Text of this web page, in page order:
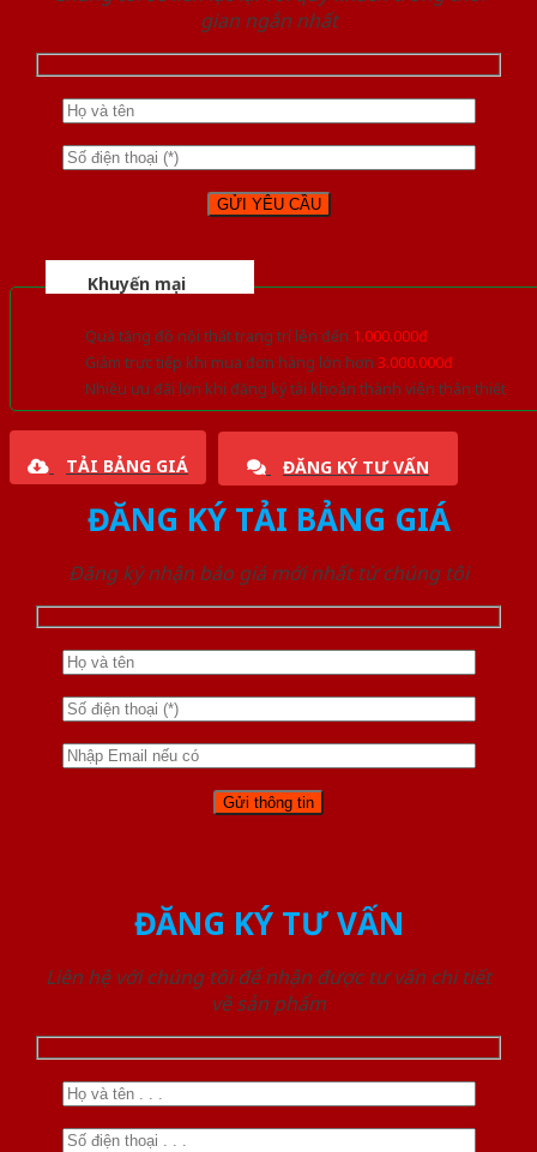
gian ngắn nhất
Khuyến mại
Quà tặng đồ nội thất trang trí lên đến 1.000.000đ
Giảm trực tiếp khi mua đơn hàng lớn hơn 3.000.000đ
Nhiều ưu đãi lớn khi đăng ký tài khoản thành viên thân thiết
TẢI BẢNG GIÁ ĐĂNG KÝ TƯ VẤN
ĐĂNG KÝ TẢI BẢNG GIÁ
Đăng ký nhận báo giá mới nhất từ chúng tôi
ĐĂNG KÝ TƯ VẤN
Liên hệ với chúng tôi để nhận được tư vấn chi tiết
về sản phẩm